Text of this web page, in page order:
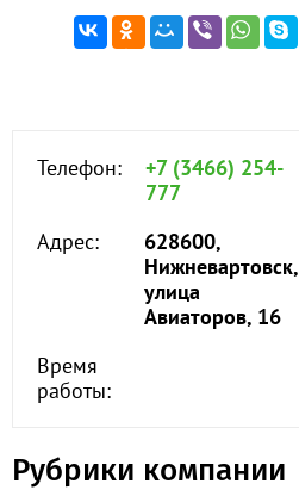
Телефон:
+7 (3466) 254-
777
Адрес:
628600,
Нижневартовск,
улица
Авиаторов, 16
Время
работы:
Рубрики компании